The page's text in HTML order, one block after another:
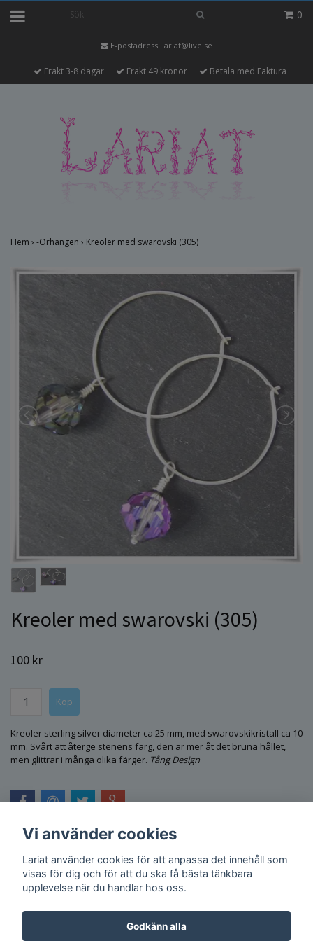
0
E-postadress: lariat@live.se
Frakt 3-8 dagar Frakt 49 kronor Betala med Faktura
Hem › -Örhängen › Kreoler med swarovski (305)
Kreoler med swarovski (305)
100 kr
Kreoler sterling silver diameter ca 25 mm, med swarovskikristall ca 10
mm. Svårt att återge stenens färg, den är mer åt det bruna hållet,
men glittrar i många olika färger. Tång Design
Vi använder cookies
Lariat använder cookies för att anpassa det innehåll som
visas för dig och för att du ska få bästa tänkbara
upplevelse när du handlar hos oss.
Godkänn alla